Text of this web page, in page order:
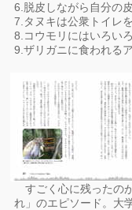
6.脱皮しながら自分の
7.タヌキは公衆トイレ
8.コウモリにはいろい
9.ザリガニに食われる
すごく心に残ったの
れ」のエピソード。大